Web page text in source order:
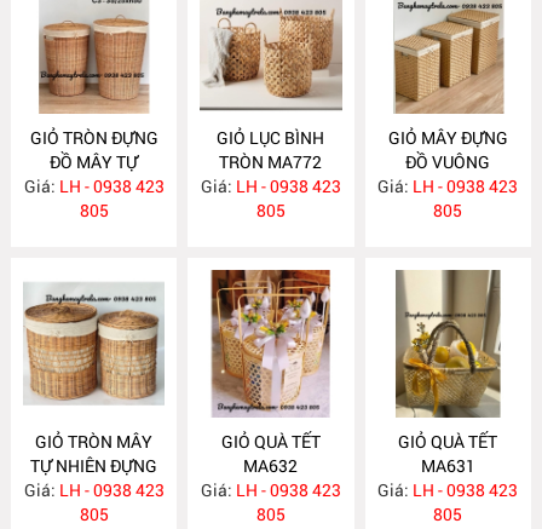
GIỎ TRÒN ĐỰNG
ĐỒ MÂY TỰ
NHIÊN MA773
Giá: LH - 0938 423
805
GIỎ LỤC BÌNH
TRÒN MA772
Giá: LH - 0938 423
805
GIỎ MÂY ĐỰNG
ĐỒ VUÔNG
MA771
Giá: LH - 0938 423
805
GIỎ TRÒN MÂY
TỰ NHIÊN ĐỰNG
ĐỒ MA768
Giá: LH - 0938 423
805
GIỎ QUÀ TẾT
MA632
Giá: LH - 0938 423
805
GIỎ QUÀ TẾT
MA631
Giá: LH - 0938 423
805